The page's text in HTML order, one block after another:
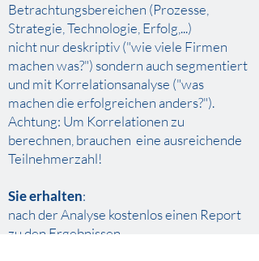
Betrachtungsbereichen (Prozesse,
Strategie, Technologie, Erfolg,...)
nicht nur deskriptiv ("wie viele Firmen
machen was?") sondern auch segmentiert
und mit Korrelationsanalyse ("was
machen die erfolgreichen anders?").
Achtung: Um Korrelationen zu
berechnen, brauchen eine ausreichende
Teilnehmerzahl!
Sie erhalten:
nach der Analyse kostenlos einen Report
zu den Ergebnissen